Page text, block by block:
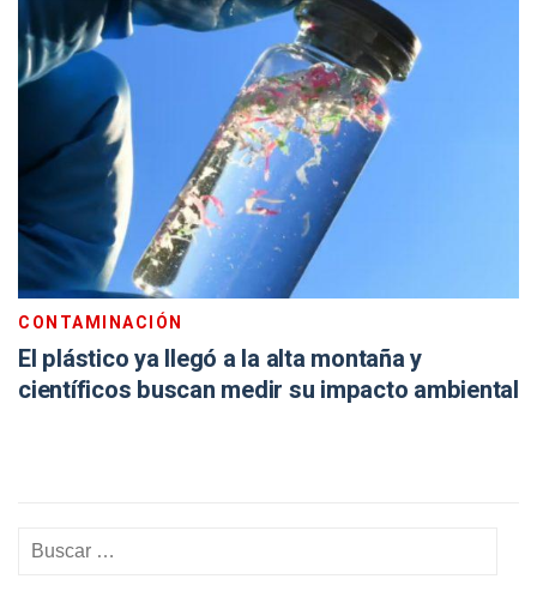
CONTAMINACIÓN
El plástico ya llegó a la alta montaña y
científicos buscan medir su impacto ambiental